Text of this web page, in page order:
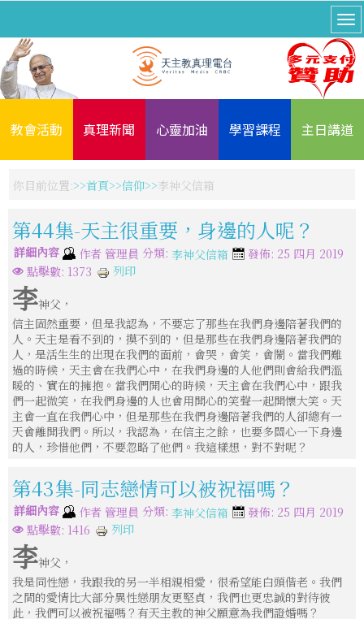
教會活動 真理新聞 心靈加油 學習課程 主日講道
你目前位置: 首頁 信仰 李神父信箱
第44集-天主很重要，身邊的人呢？
詳細內容 作者 管理員 分類: 李神父信箱
發佈: 25 四月 2019
點擊數: 1373
列印
李神父，
信主固然重要，但是我認為，不要忘了那些在我們身邊陪著我們的
人。天主是看不到的，摸不到的，但是那些在我們身邊陪著我們的
人，是活生生的出現在我們的面前，會哭，會笑，會鬧。當我們難
過的時候，天主會在我們心中，在我們身邊的人他們則會給我們溫
暖的、實在的擁抱。當我們開心的時候，天主會在我們心中，跟我
們一起微笑，在我們身邊的人也會用開心的笑聲一起開懷大笑。天
主會一直在我們心中，但是那些在我們身邊陪著我們的人卻總有一
天會離開我們。所以，我認為，在信主之餘，也要多關心一下身邊
的人，珍惜他們，不要忽略了他們。我這樣想，對不對呢？
第43集-同志戀情可以被祝福嗎？
詳細內容 作者 管理員 分類: 李神父信箱
發佈: 25 四月 2019
點擊數: 1416
列印
李神父，
我是同性戀，我跟我的另一半相親相愛，很希望能白頭偕老。我們
之間的愛情比大部分異性戀朋友更堅貞，我們也更忠誠的對待彼
此，我們可以被祝福嗎？有天主教的神父願意為我們證婚嗎？